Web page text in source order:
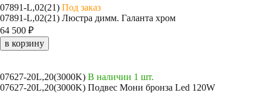
07891-L,02(21) Под заказ
07891-L,02(21) Люстра димм. Галанта хром
64 500 ₽
в корзину
07627-20L,20(3000K) В наличии 1 шт.
07627-20L,20(3000K) Подвес Мони бронза Led 120W